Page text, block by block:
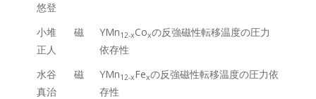
悠登
小堆
正人
磁 YMn12-xCoxの反強磁性転移温度の圧力
依存性
水谷
真治
磁 YMn12-xFexの反強磁性転移温度の圧力依
存性